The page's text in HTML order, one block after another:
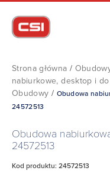
Strona główna /
nabiurkowe, desktop i
Obudowy / Obudowa
24572513
Obudowa
24572513
Kod produktu: 24572513